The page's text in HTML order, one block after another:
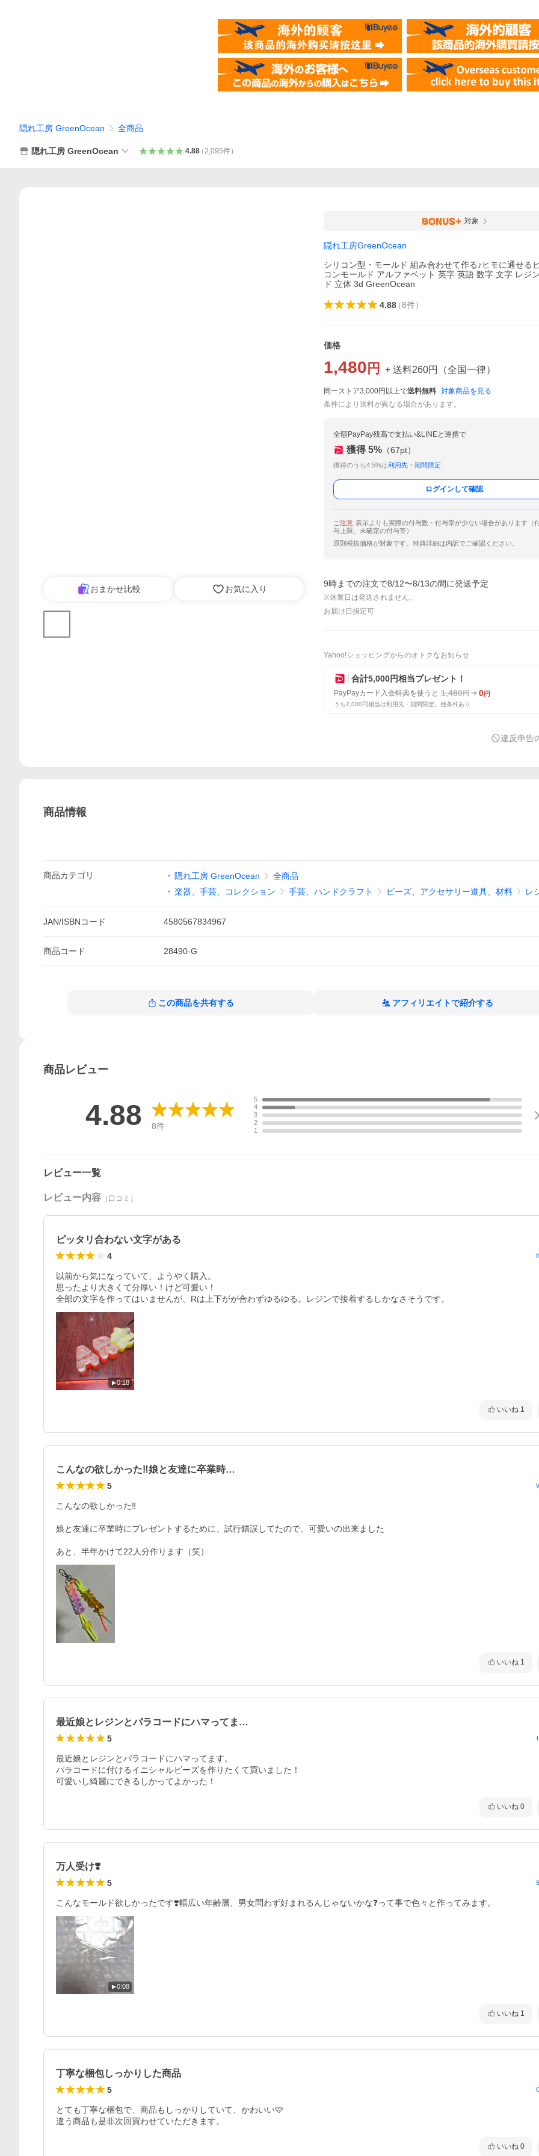
隠れ工房 GreenOcean 全商品
隠れ工房 GreenOcean 4.88（2,095件）
おまかせ比較 お気に入り
対象
隠れ工房GreenOcean
シリコン型・モールド 組み合わせて作る♪ヒモに通せる
コンモールド アルファベット 英字 英語 数字 文字 レジ
ド 立体 3d GreenOcean
4.88（8件）
価格
1,480 円 + 送料260円 （全国一律）
同一ストア3,000円以上で送料無料 対象商品を見る
条件により送料が異なる場合があります。
全額PayPay残高で支払い&LINEと連携で
獲得 5% （67pt）
獲得のうち4.5%は利用先・期間限定
ログインして確認
ご注意 表示よりも実際の付与数・付与率が少ない場合があります（
与上限、未確定の付与等）
原則税抜価格が対象です。特典詳細は内訳でご確認ください。
9時までの注文で8/12〜8/13の間に発送予定
※休業日は発送されません。
お届け日指定可
Yahoo!ショッピングからのオトクなお知らせ
合計5,000円相当プレゼント！
PayPayカード入会特典を使うと 1,480円 0円
うち2,000円相当は利用先・期間限定。他条件あり
違反申告
商品情報
商品カテゴリ 隠れ工房 GreenOcean
全商品
楽器、手芸、コレクション
手芸、ハンドクラフト ビーズ、アクセサリー道具、材料 レ
JAN/ISBNコード 4580567834967
商品コード 28490-G
この商品を共有する アフィリエイトで紹介する
商品レビュー
4.88 8件
5
4
3
2
1
レビュー一覧
レビュー内容 （口コミ）
ピッタリ合わない文字がある
4
以前から気になっていて、ようやく購入。
思ったより大きくて分厚い！けど可愛い！
全部の文字を作ってはいませんが、Rは上下がが合わずゆるゆる。レジンで接着するしかなさそうです。
0:18
いいね 1
こんなの欲しかった‼️娘と友達に卒業時…
5
こんなの欲しかった‼️
娘と友達に卒業時にプレゼントするために、試行錯誤してたので、可愛いの出来ました
いいね 1
最近娘とレジンとパラコードにハマってま…
5
最近娘とレジンとパラコードにハマってます。
パラコードに付けるイニシャルビーズを作りたくて買いました！
可愛いし綺麗にできるしかってよかった！
いいね 0
万人受け❣️
5
こんなモールド欲しかったです❣️幅広い年齢層、男女問わず好まれるんじゃないかな❓って事で色々と作ってみます。
0:08
いいね 1
丁寧な梱包しっかりした商品
5
とても丁寧な梱包で、商品もしっかりしていて、かわいい🩷
違う商品も是非次回買わせていただきます。
いいね 0